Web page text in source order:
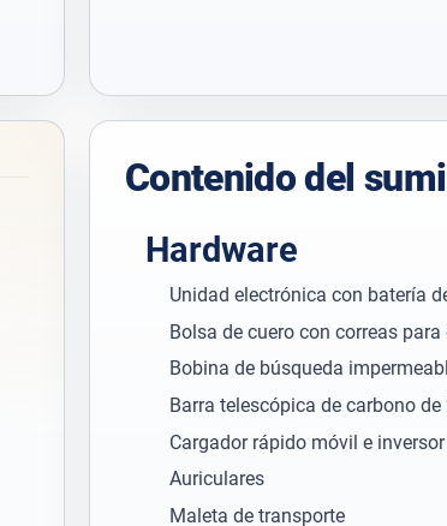
Contenido del
Hardware
Unidad electrónica con batería
Bolsa de cuero con correas
Bobina de búsqueda
Barra telescópica de carbono de
Cargador rápido móvil e
Auriculares
Maleta de transporte